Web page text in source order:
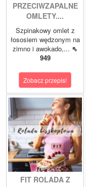
PRZECIWZAPALNE
OMLETY....
Szpinakowy omlet z
łososiem wędzonym na
zimno i awokado,... ⇖
949
Zobacz przepis!
FIT ROLADA Z